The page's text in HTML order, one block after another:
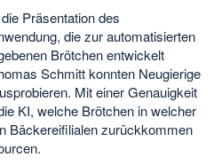
Präsentation des
die zur automatisierten
Brötchen entwickelt
Schmitt konnten Neugierige
Mit einer Genauigkeit
KI, welche Brötchen in welcher
Bäckereifilialen zurückkommen